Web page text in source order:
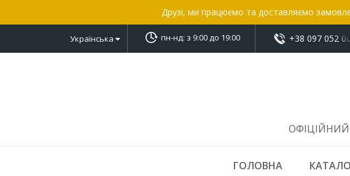
Друзі, ми працюємо та доставляємо
Українська пн-нд: з 9:00 до 19:00 +38 097 052
показати
ОФІЦІЙНИЙ
ГОЛОВНА